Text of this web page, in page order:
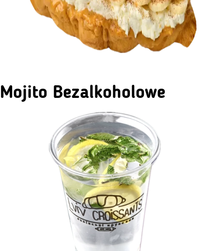
Mojito Bezalkoholowe